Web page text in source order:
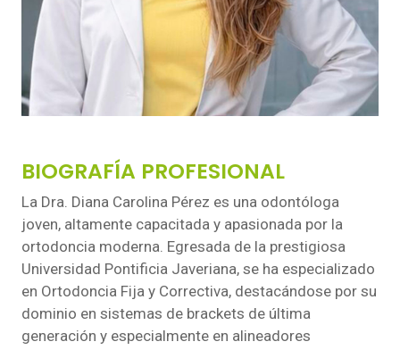
BIOGRAFÍA PROFESIONAL
La Dra. Diana Carolina Pérez es una odontóloga
joven, altamente capacitada y apasionada por la
ortodoncia moderna. Egresada de la prestigiosa
Universidad Pontificia Javeriana, se ha especializado
en Ortodoncia Fija y Correctiva, destacándose por su
dominio en sistemas de brackets de última
generación y especialmente en alineadores